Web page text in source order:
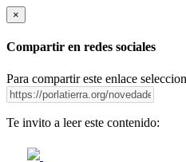
×
Compartir en redes sociales
Para compartir este enlace
Te invito a leer este contenido: